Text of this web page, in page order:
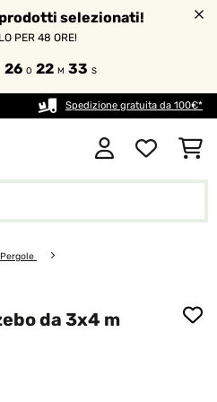
prodotti selezionati!
PER 48 ORE!
26 O 22 M 33 S
Spedizione gratuita da 100€*
Pergole
da 3x4 m